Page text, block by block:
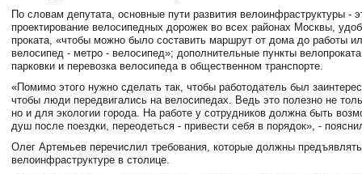
По словам депутата, основные пути развития велоинфраструктуры -
проектирование велосипедных дорожек во всех районах Москвы,
проката, «чтобы можно было составить маршрут от дома до работы
велосипед - метро - велосипед»; дополнительные пункты
парковки и перевозка велосипеда в общественном транспорте.
«Помимо этого нужно сделать так, чтобы работодатель был
чтобы люди передвигались на велосипедах. Ведь это полезно не
но и для экологии города. На работе у сотрудников должна быть
душ после поездки, переодеться - привести себя в порядок», -
Олег Артемьев перечислил требования, которые должны
велоинфраструктуре в столице.